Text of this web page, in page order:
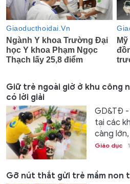
Giữ trẻ ngoài giờ ở khu công
có lời giải
GD&TĐ
tại các
càng
Giáo dục
Gỡ nút thắt gửi trẻ mầm non